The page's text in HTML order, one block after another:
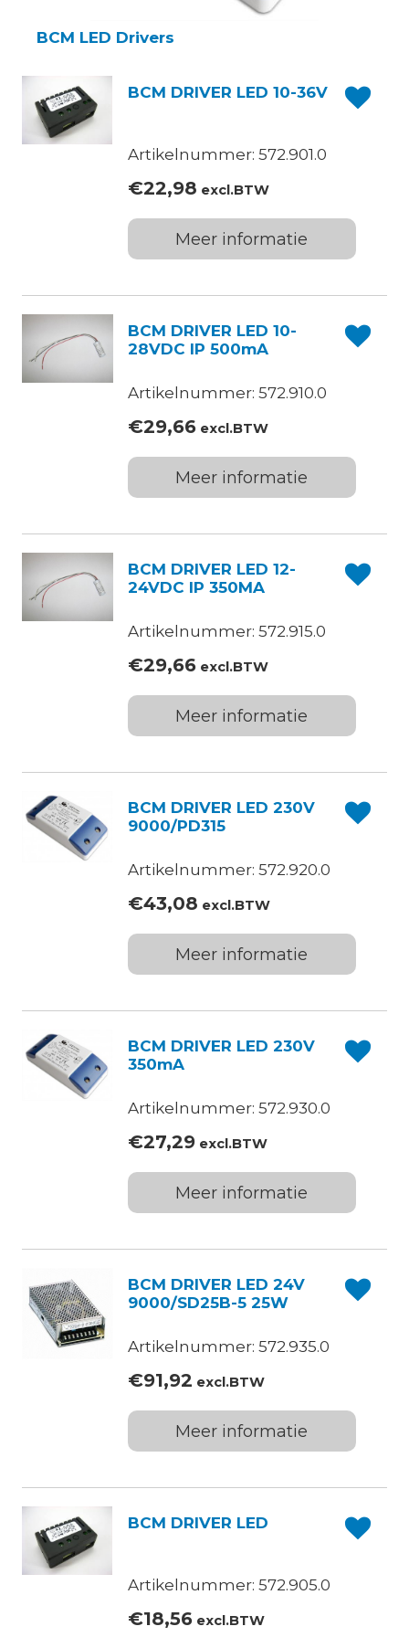
BCM LED Drivers
BCM DRIVER LED 10-36V
Artikelnummer: 572.901.0
€22,98 excl.BTW
Meer informatie
BCM DRIVER LED 10-
28VDC IP 500mA
Artikelnummer: 572.910.0
€29,66excl.BTW
Meer informatie
BCM DRIVER LED 12-
24VDC IP 350MA
Artikelnummer: 572.915.0
€29,66excl.BTW
Meer informatie
BCM DRIVER LED 230V
9000/PD315
Artikelnummer: 572.920.0
€43,08 excl.BTW
Meer informatie
BCM DRIVER LED 230V
350mA
Artikelnummer: 572.930.0
€27,29excl.BTW
Meer informatie
BCM DRIVER LED 24V
9000/SD25B-5 25W
Artikelnummer: 572.935.0
€91,92 excl.BTW
Meer informatie
BCM DRIVER LED
Artikelnummer: 572.905.0
€18,56excl.BTW